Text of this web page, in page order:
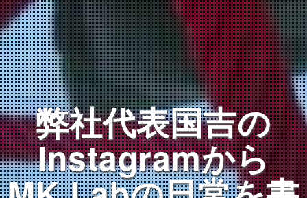
弊社代表国吉の
Instagramから